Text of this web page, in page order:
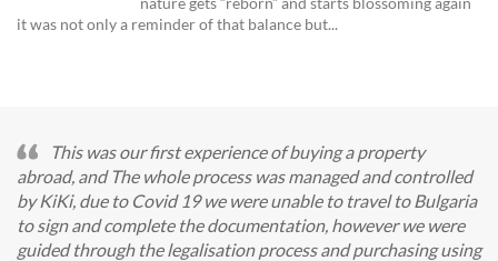
it was not only a reminder of that balance but...
This was our first experience of buying a property
abroad, and The whole process was managed and controlled
by KiKi, due to Covid 19 we were unable to travel to Bulgaria
to sign and complete the documentation, however we were
guided through the legalisation process and purchasing using